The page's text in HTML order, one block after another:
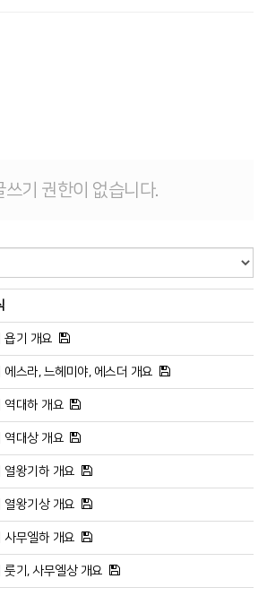
쓰기 권한이 없습니다.
욥기 개요
스라, 느헤미야, 에스더 개요
역대하 개요
역대상 개요
열왕기하 개요
열왕기상 개요
사무엘하 개요
기, 사무엘상 개요